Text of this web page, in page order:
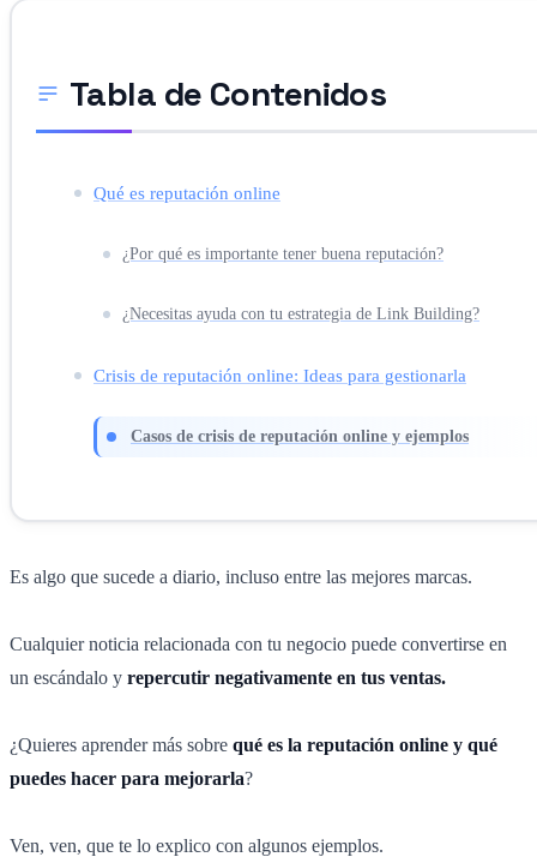
Tabla de Contenidos
Qué es reputación online
¿Por qué es importante tener buena reputación?
¿Necesitas ayuda con tu estrategia de Link Building?
Crisis de reputación online: Ideas para gestionarla
Casos de crisis de reputación online y ejemplos
Es algo que sucede a diario, incluso entre las mejores marcas.
Cualquier noticia relacionada con tu negocio puede convertirse en
un escándalo y repercutir negativamente en tus ventas.
¿Quieres aprender más sobre qué es la reputación online y qué
puedes hacer para mejorarla?
Ven, ven, que te lo explico con algunos ejemplos.